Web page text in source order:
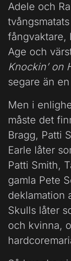
Adele och
fångvaktare,
Age och
Knockin’ on
segare än
Men i
måste det
Bragg, Patti
Earle låter
Patti Smith,
gamla Pete
deklamation
Skulls låter
och kvinna,